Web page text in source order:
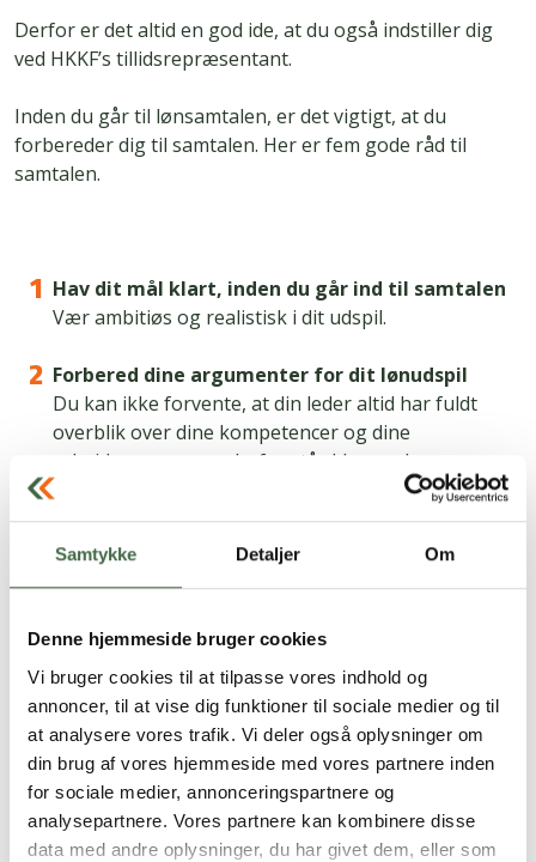
Samtykke Detaljer Om
Denne hjemmeside bruger cookies
Vi bruger cookies til at tilpasse vores indhold og
annoncer, til at vise dig funktioner til sociale medier og til
at analysere vores trafik. Vi deler også oplysninger om
din brug af vores hjemmeside med vores partnere inden
for sociale medier, annonceringspartnere og
analysepartnere. Vores partnere kan kombinere disse
data med andre oplysninger, du har givet dem, eller som
Derfor er det altid en god ide, at du også indstiller dig
ved HKKF’s tillidsrepræsentant.
Inden du går til lønsamtalen, er det vigtigt, at du
forbereder dig til samtalen. Her er fem gode råd til
samtalen.
Hav dit mål klart, inden du går ind til samtalen
Vær ambitiøs og realistisk i dit udspil.
Forbered dine argumenter for dit lønudspil
Du kan ikke forvente, at din leder altid har fuldt
overblik over dine kompetencer og dine
arbejdsopgaver og derfor står klar med en
lønforhøjelse. Derfor skal du have forberedt dine
argumenter grundigt inden lønsamtalen. Det er
altid en god idé at skrive alle dine succeser og
Det er fristende at sige, at din kollega Peter får
2.000 kroner mere i løn om måneden end dig, og
selvom du synes, at din indsats er bedre, er det i sig
selv ikke et argument for, at du skal have det
samme som Peter. Dine argumenter skal altid
handle om din egen indsats, for de fleste chefer vil